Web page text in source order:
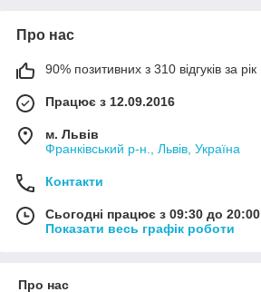
Про нас
90% позитивних з 310 відгуків за рік
Працює з 12.09.2016
м. Львів
Франківський р-н., Львів, Україна
Контакти
Сьогодні працює з 09:30 до 20:00
Показати весь графік роботи
Про нас